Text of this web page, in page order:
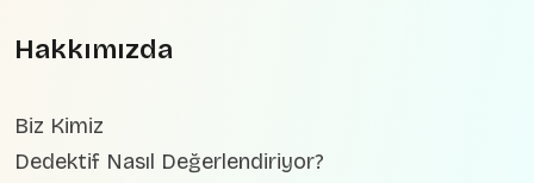
Hakkımızda
Biz Kimiz
Dedektif Nasıl Değerlendiriyor?